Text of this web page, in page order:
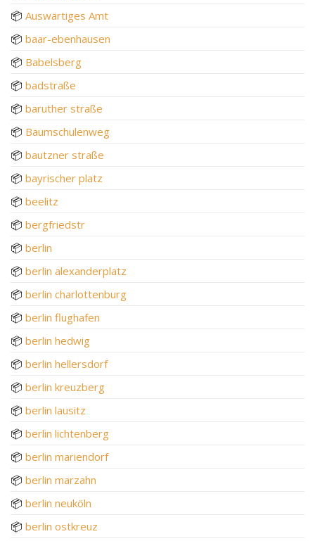
📦 Auswärtiges Amt
📦 baar-ebenhausen
📦 Babelsberg
📦 badstraße
📦 baruther straße
📦 Baumschulenweg
📦 bautzner straße
📦 bayrischer platz
📦 beelitz
📦 bergfriedstr
📦 berlin
📦 berlin alexanderplatz
📦 berlin charlottenburg
📦 berlin flughafen
📦 berlin hedwig
📦 berlin hellersdorf
📦 berlin kreuzberg
📦 berlin lausitz
📦 berlin lichtenberg
📦 berlin mariendorf
📦 berlin marzahn
📦 berlin neuköln
📦 berlin ostkreuz